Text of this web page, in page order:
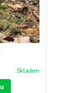
Skladem